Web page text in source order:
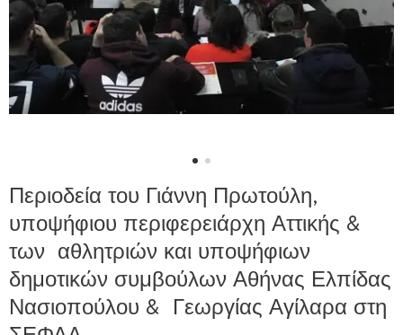
Περιοδεία του Γιάννη Πρωτούλη,
υποψήφιου περιφερειάρχη Αττικής &
των αθλητριών και υποψήφιων
δημοτικών συμβούλων Αθήνας Ελπίδας
Νασιοπούλου & Γεωργίας Αγίλαρα στη